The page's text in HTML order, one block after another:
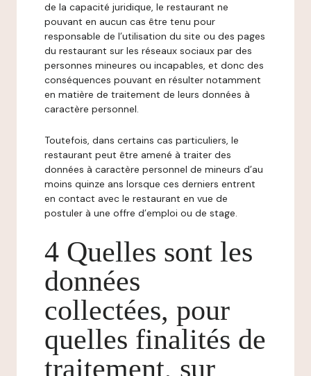
de la capacité juridique, le restaurant ne
pouvant en aucun cas être tenu pour
responsable de l’utilisation du site ou des pages
du restaurant sur les réseaux sociaux par des
personnes mineures ou incapables, et donc des
conséquences pouvant en résulter notamment
en matière de traitement de leurs données à
caractère personnel.
Toutefois, dans certains cas particuliers, le
restaurant peut être amené à traiter des
données à caractère personnel de mineurs d’au
moins quinze ans lorsque ces derniers entrent
en contact avec le restaurant en vue de
postuler à une offre d’emploi ou de stage.
4 Quelles sont les
données
collectées, pour
quelles finalités de
traitement, sur